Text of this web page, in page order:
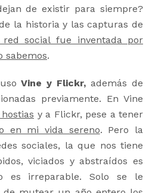
de existir para siempre?
la historia y las capturas de
red social fue inventada por
sabemos.
usoVine y Flickr,además de
previamente. En Vine
y a Flickr, pese a tener
en mi vida sereno. Pero la
sociales, la que nos tiene
viciados y abstraídos es
es irreparable. Solo se le